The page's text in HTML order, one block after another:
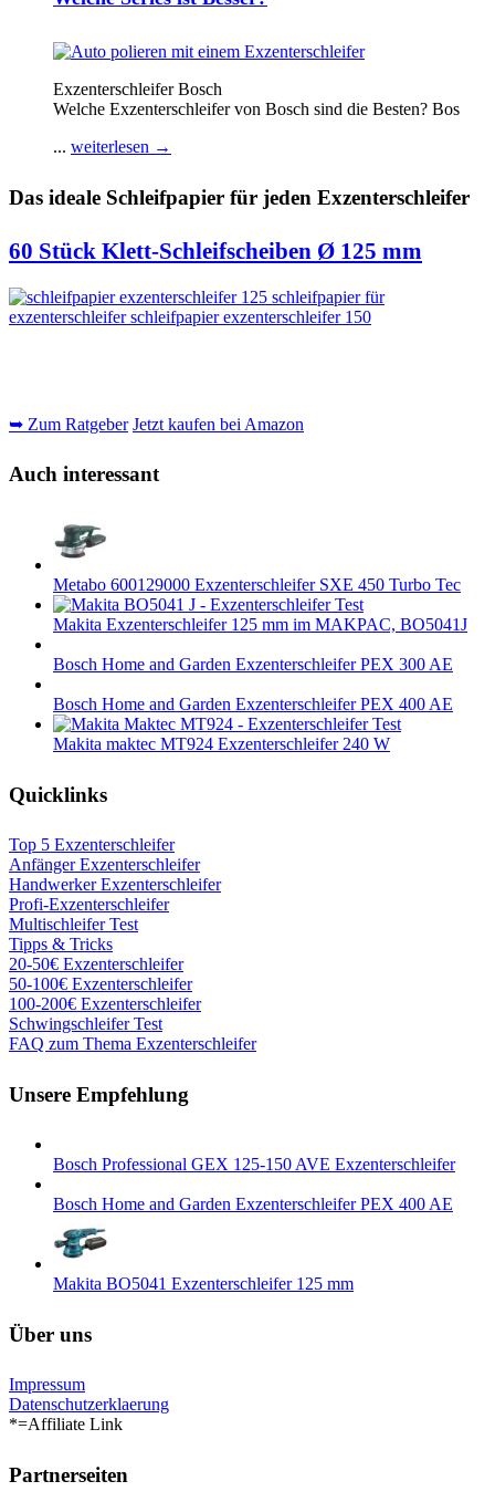
Exzenterschleifer Bosch
Welche Exzenterschleifer von Bosch sind die Besten? Bos
... weiterlesen →
Das ideale Schleifpapier für jeden Exzenterschleifer
60 Stück Klett-Schleifscheiben Ø 125 mm
➥ Zum Ratgeber Jetzt kaufen bei Amazon
Auch interessant
Metabo 600129000 Exzenterschleifer SXE 450 Turbo Tec
Makita Exzenterschleifer 125 mm im MAKPAC, BO5041J
Bosch Home and Garden Exzenterschleifer PEX 300 AE
Bosch Home and Garden Exzenterschleifer PEX 400 AE
Makita maktec MT924 Exzenterschleifer 240 W
Quicklinks
Top 5 Exzenterschleifer
Anfänger Exzenterschleifer
Handwerker Exzenterschleifer
Profi-Exzenterschleifer
Multischleifer Test
Tipps & Tricks
20-50€ Exzenterschleifer
50-100€ Exzenterschleifer
100-200€ Exzenterschleifer
Schwingschleifer Test
FAQ zum Thema Exzenterschleifer
Unsere Empfehlung
Bosch Professional GEX 125-150 AVE Exzenterschleifer
Bosch Home and Garden Exzenterschleifer PEX 400 AE
Makita BO5041 Exzenterschleifer 125 mm
Über uns
Impressum
Datenschutzerklaerung
*=Affiliate Link
Partnerseiten